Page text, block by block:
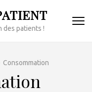
des patients !
Consommation